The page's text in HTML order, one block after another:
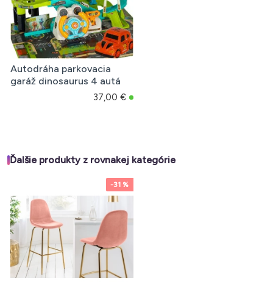
Autodráha parkovacia
garáž dinosaurus 4 autá
37,00 €
Ďalšie produkty z rovnakej kategórie
-31 %